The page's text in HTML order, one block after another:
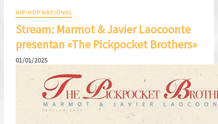
HIP-HOP NACIONAL
Stream: Marmot & Javier Laocoonte
presentan «The Pickpocket Brothers»
01/01/2025